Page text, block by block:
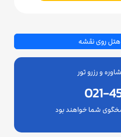
روی نقشه
و رزرو تور
021-
شما خواهند بود